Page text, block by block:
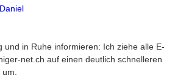
Daniel
und in Ruhe informieren: Ich ziehe alle E-
net.ch auf einen deutlich schnelleren
um.